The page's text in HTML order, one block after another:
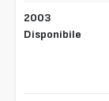
2003
Disponibile